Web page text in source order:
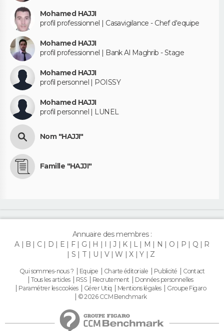
Mohamed HAJJI
profil professionnel | Casavigilance - Chef d'equipe
Mohamed HAJJI
profil professionnel | Bank Al Maghrib - Stage
Mohamed HAJJI
profil personnel | POISSY
Mohamed HAJJI
profil personnel | LUNEL
Nom "HAJJI"
Famille "HAJJI"
Annuaire des membres :
A
B C D E F G H I J K L M N O P Q
R
S
T U V W X Y Z
Qui sommes-nous ? Equipe Charte éditoriale Publicité
Contact
Tous les articles
RSS Recrutement
Données personnelles
Paramétrer les cookies
Gérer Utiq Mentions légales
Groupe Figaro
© 2026 CCM Benchmark